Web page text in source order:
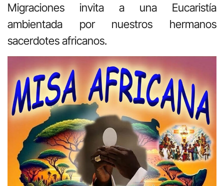
Migraciones invita a una Eucaristía
ambientada por nuestros hermanos
sacerdotes africanos.